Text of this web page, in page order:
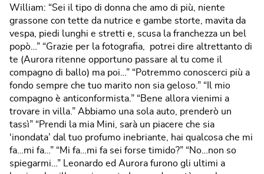
William: “Sei il tipo di donna che amo di più, niente
grassone con tette da nutrice e gambe storte, mavita da
vespa, piedi lunghi e stretti e, scusa la franchezza un bel
popò…” “Grazie per la fotografia, potrei dire altrettanto di
te (Aurora ritenne opportuno passare al tu come il
compagno di ballo) ma poi…” “Potremmo conoscerci più a
fondo sempre che tuo marito non sia geloso.” “Il mio
compagno è anticonformista.” “Bene allora vienimi a
trovare in villa.” Abbiamo una sola auto, prenderò un
tassì” “Prendi la mia Mini, sarà un piacere che sia
‘inondata’ dal tuo profumo inebriante, hai qualcosa che mi
fa…mi fa…” “Mi fa…mi fa sei forse timido?” “No…non so
spiegarmi…” Leonardo ed Aurora furono gli ultimi a